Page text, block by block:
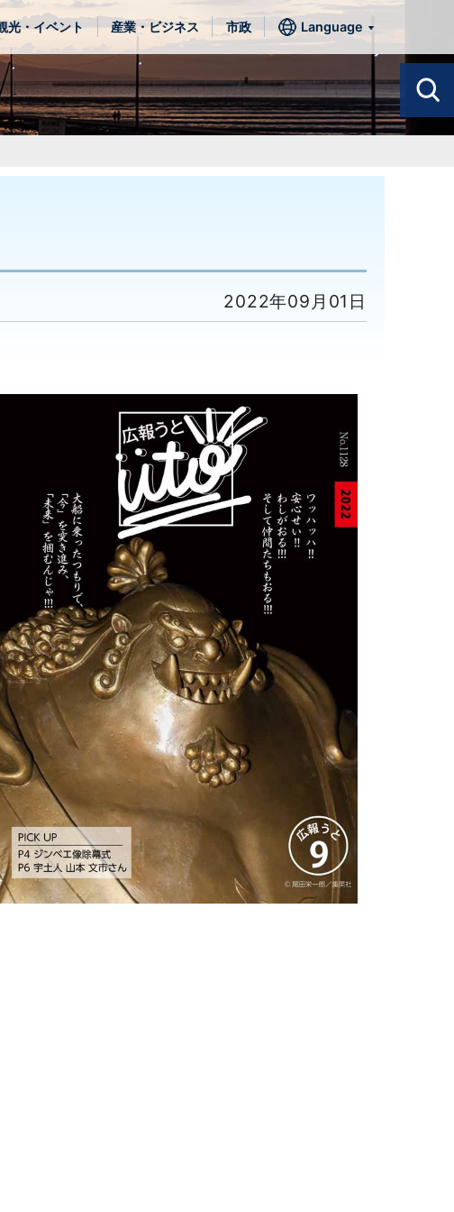
光・イベント 産業・ビジネス 市政 Language
2022年09月01日